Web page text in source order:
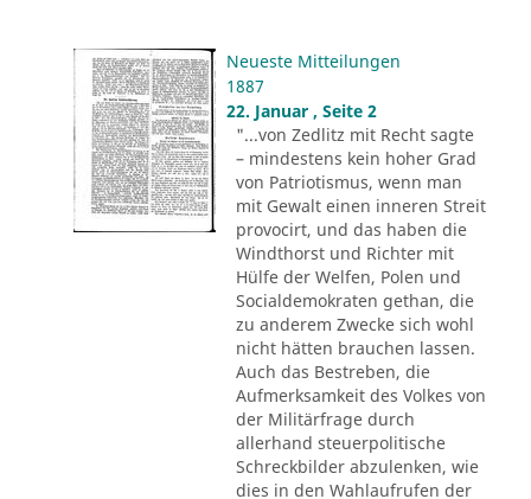
Neueste Mitteilungen
1887
22. Januar , Seite 2
"...von Zedlitz mit Recht sagte
– mindestens kein hoher Grad
von Patriotismus, wenn man
mit Gewalt einen inneren Streit
provocirt, und das haben die
Windthorst und Richter mit
Hülfe der Welfen, Polen und
Socialdemokraten gethan, die
zu anderem Zwecke sich wohl
nicht hätten brauchen lassen.
Auch das Bestreben, die
Aufmerksamkeit des Volkes von
der Militärfrage durch
allerhand steuerpolitische
Schreckbilder abzulenken, wie
dies in den Wahlaufrufen der